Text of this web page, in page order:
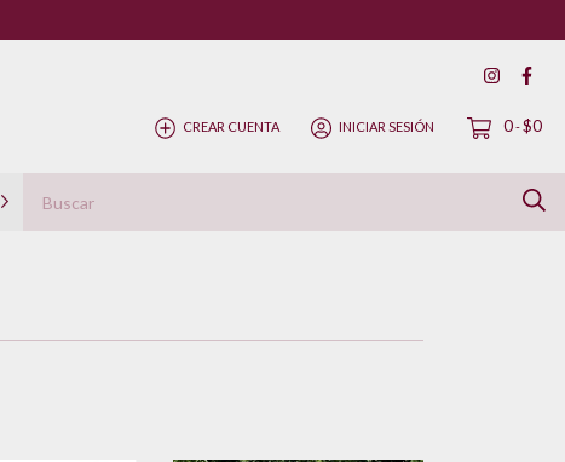
CREAR CUENTA INICIAR SESIÓN 0-$0
Política de Devolución